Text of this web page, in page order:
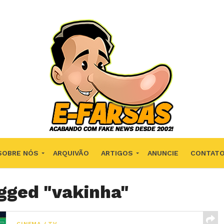
NÓS ARQUIVÃO ARTIGOS ANUNCIE CONTATO
"vakinha"